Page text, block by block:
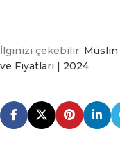
İlginizi çekebilir: Müslin
ve Fiyatları | 2024